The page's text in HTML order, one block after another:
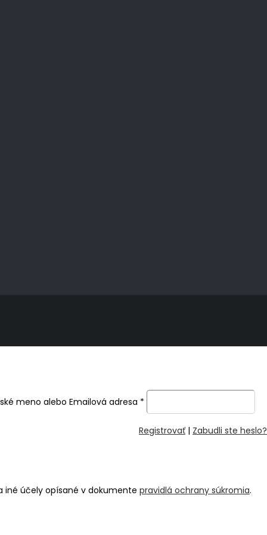
meno alebo Emailová adresa *
Registrovať | Zabudli ste heslo?
iné účely opísané v dokumente pravidlá ochrany súkromia.